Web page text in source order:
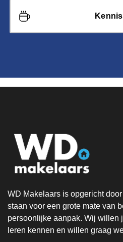
WD Makelaars is opgericht
staan voor een grote mate van
persoonlijke aanpak. Wij willen
leren kennen en willen graag